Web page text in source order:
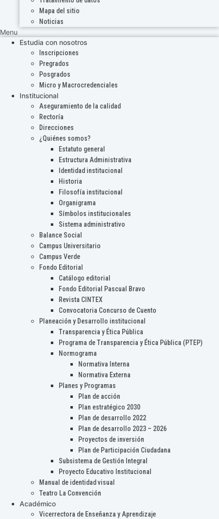
Mapa del sitio
Noticias
Menu
Estudia con nosotros
Inscripciones
Pregrados
Posgrados
Micro y Macrocredenciales
Institucional
Aseguramiento de la calidad
Rectoría
Direcciones
¿Quiénes somos?
Estatuto general
Estructura Administrativa
Identidad institucional
Historia
Filosofía institucional
Organigrama
Símbolos institucionales
Sistema administrativo
Balance Social
Campus Universitario
Campus Verde
Fondo Editorial
Catálogo editorial
Fondo Editorial Pascual Bravo
Revista CINTEX
Convocatoria Concurso de Cuento
Planeación y Desarrollo institucional
Transparencia y Ética Pública
Programa de Transparencia y Ética Pública (PTEP)
Normograma
Normativa Interna
Normativa Externa
Planes y Programas
Plan de acción
Plan estratégico 2030
Plan de desarrollo 2022
Plan de desarrollo 2023 – 2026
Proyectos de inversión
Plan de Participación Ciudadana
Subsistema de Gestión Integral
Proyecto Educativo Institucional
Manual de identidad visual
Teatro La Convención
Académico
Vicerrectora de Enseñanza y Aprendizaje